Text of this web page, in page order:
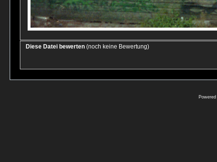
Diese Datei bewerten (noch keine Bewertung)